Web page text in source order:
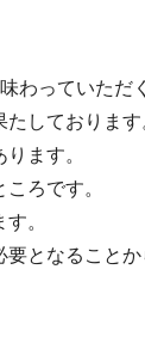
わっていただ
しております
ます。
ろです。
。
要となること